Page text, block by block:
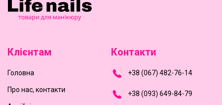
Клієнтам
Головна
Про нас, контакти
Контакти
+38 (067) 482-76-14
+38 (093) 649-84-79